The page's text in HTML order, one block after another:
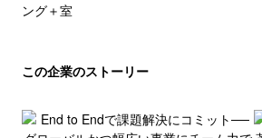
この企業のストーリー